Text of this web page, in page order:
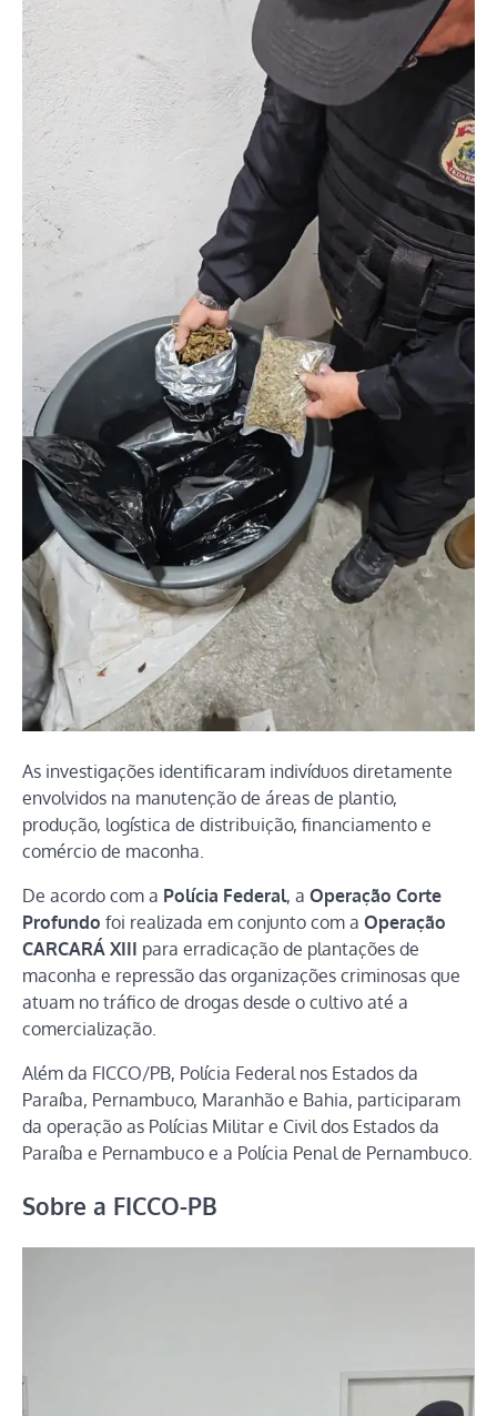
As investigações identificaram indivíduos diretamente
envolvidos na manutenção de áreas de plantio,
produção, logística de distribuição, financiamento e
comércio de maconha.
De acordo com a Polícia Federal, a Operação Corte
Profundo foi realizada em conjunto com a Operação
CARCARÁ XIII para erradicação de plantações de
maconha e repressão das organizações criminosas que
atuam no tráfico de drogas desde o cultivo até a
comercialização.
Além da FICCO/PB, Polícia Federal nos Estados da
Paraíba, Pernambuco, Maranhão e Bahia, participaram
da operação as Polícias Militar e Civil dos Estados da
Paraíba e Pernambuco e a Polícia Penal de Pernambuco.
Sobre a FICCO-PB